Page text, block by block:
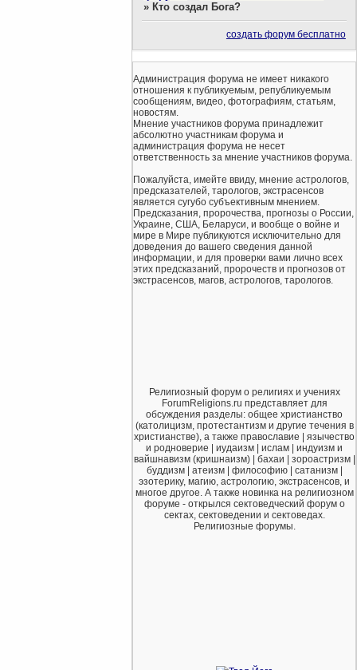
» Кто создал Бога?
создать форум бесплатно
Администрация форума не имеет никакого
отношения к публикуемым, републикуемым
сообщениям, видео, фотографиям, статьям,
новостям.
Мнение участников форума принадлежит
абсолютно участникам форума и
администрация форума не несет
ответственность за мнение участников форума.
Пожалуйста, имейте ввиду, мнение астрологов,
предсказателей, тарологов, экстрасенсов
является сугубо субъективным мнением.
Предсказания, пророчества, прогнозы о России,
Украине, США, Беларуси, и вообще о войне и
мире в Мире публикуются исключительно для
доведения до вашего сведения данной
информации, и для проверки вами лично всех
этих предсказаний, пророчеств и прогнозов от
экстрасенсов, магов, астрологов, тарологов.
Религиозный форум о религиях и учениях
ForumReligions.ru представляет для
обсуждения разделы: общее христианство
(католицизм, протестантизм и другие течения в
христианстве), а также православие | язычество
и родноверие | иудаизм | ислам | индуизм и
вайшнавизм (кришнаизм) | бахаи | зороастризм |
буддизм | атеизм | философию | сатанизм |
эзотерику, магию, астрологию, экстрасенсов, и
многое другое. А также новинка на религиозном
форуме - открылся сектоведческий форум о
сектах, сектоведении и сектоведах.
Религиозные форумы.